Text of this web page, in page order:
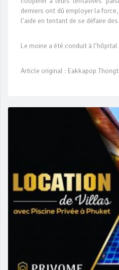
derniers ont dû employer la
l’aide en tentant de se défaire
Le moine a été conduit à
Article original : Eakkapop